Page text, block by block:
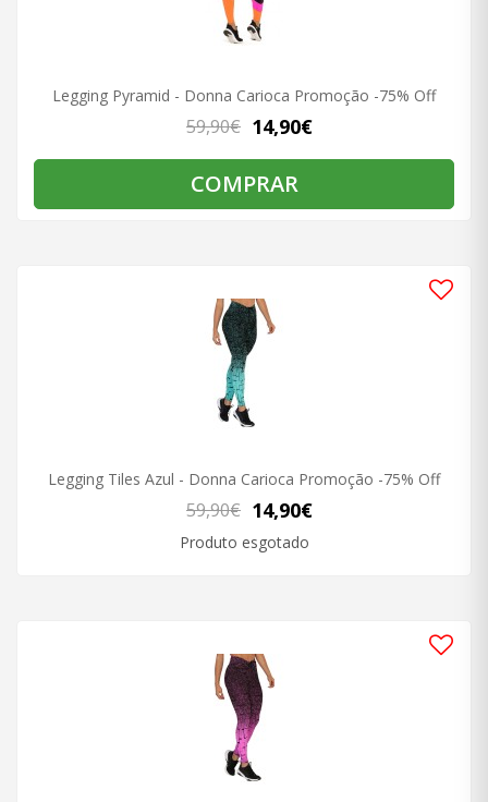
Legging Pyramid - Donna Carioca Promoção -75% Off
14,90€
59,90€
COMPRAR
Legging Tiles Azul - Donna Carioca Promoção -75% Off
14,90€
59,90€
Produto esgotado